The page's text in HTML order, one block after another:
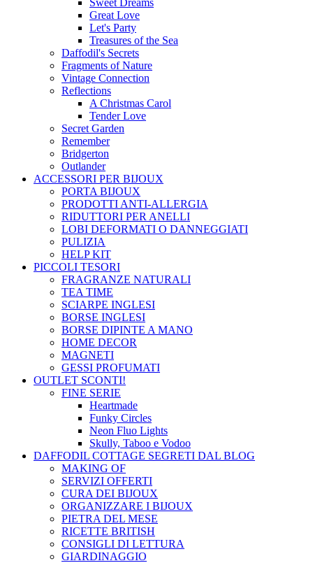
Sweet Dreams
Great Love
Let's Party
Treasures of the Sea
Daffodil's Secrets
Fragments of Nature
Vintage Connection
Reflections
A Christmas Carol
Tender Love
Secret Garden
Remember
Bridgerton
Outlander
ACCESSORI PER BIJOUX
PORTA BIJOUX
PRODOTTI ANTI-ALLERGIA
RIDUTTORI PER ANELLI
LOBI DEFORMATI O DANNEGGIATI
PULIZIA
HELP KIT
PICCOLI TESORI
FRAGRANZE NATURALI
TEA TIME
SCIARPE INGLESI
BORSE INGLESI
BORSE DIPINTE A MANO
HOME DECOR
MAGNETI
GESSI PROFUMATI
OUTLET SCONTI!
FINE SERIE
Heartmade
Funky Circles
Neon Fluo Lights
Skully, Taboo e Vodoo
DAFFODIL COTTAGE SEGRETI DAL BLOG
MAKING OF
SERVIZI OFFERTI
CURA DEI BIJOUX
ORGANIZZARE I BIJOUX
PIETRA DEL MESE
RICETTE BRITISH
CONSIGLI DI LETTURA
GIARDINAGGIO